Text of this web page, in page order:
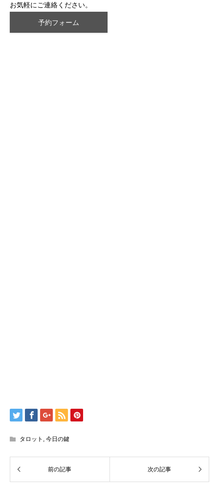
お気軽にご連絡ください。
予約フォーム
タロット , 今日の鍵